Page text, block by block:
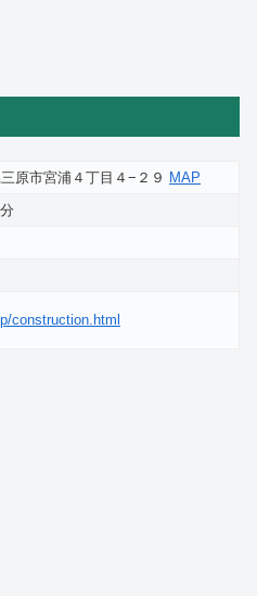
原市宮浦４丁目４−２９ MAP
construction.html